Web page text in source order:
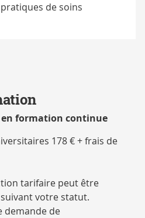
de soins
formation continue
178 € + frais de
tarifaire peut être
votre statut.
demande de